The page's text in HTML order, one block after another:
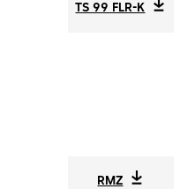
TS 99 FLR-K
RMZ